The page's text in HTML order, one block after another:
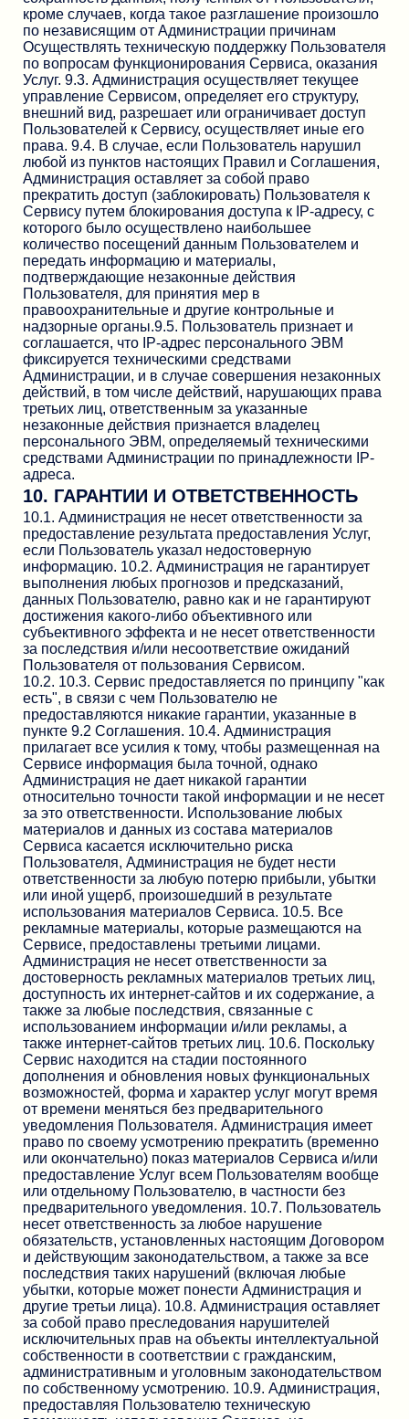
кроме случаев, когда такое разглашение произошло
по независящим от Администрации причинам
Осуществлять техническую поддержку Пользователя
по вопросам функционирования Сервиса, оказания
Услуг. 9.3. Администрация осуществляет текущее
управление Сервисом, определяет его структуру,
внешний вид, разрешает или ограничивает доступ
Пользователей к Сервису, осуществляет иные его
права. 9.4. В случае, если Пользователь нарушил
любой из пунктов настоящих Правил и Соглашения,
Администрация оставляет за собой право
прекратить доступ (заблокировать) Пользователя к
Сервису путем блокирования доступа к IP-адресу, с
которого было осуществлено наибольшее
количество посещений данным Пользователем и
передать информацию и материалы,
подтверждающие незаконные действия
Пользователя, для принятия мер в
правоохранительные и другие контрольные и
надзорные органы.9.5. Пользователь признает и
соглашается, что IP-адрес персонального ЭВМ
фиксируется техническими средствами
Администрации, и в случае совершения незаконных
действий, в том числе действий, нарушающих права
третьих лиц, ответственным за указанные
незаконные действия признается владелец
персонального ЭВМ, определяемый техническими
средствами Администрации по принадлежности IP-
адреса.
10. ГАРАНТИИ И ОТВЕТСТВЕННОСТЬ
10.1. Администрация не несет ответственности за
предоставление результата предоставления Услуг,
если Пользователь указал недостоверную
информацию. 10.2. Администрация не гарантирует
выполнения любых прогнозов и предсказаний,
данных Пользователю, равно как и не гарантируют
достижения какого-либо объективного или
субъективного эффекта и не несет ответственности
за последствия и/или несоответствие ожиданий
Пользователя от пользования Сервисом.
10.2. 10.3. Сервис предоставляется по принципу "как
есть", в связи с чем Пользователю не
предоставляются никакие гарантии, указанные в
пункте 9.2 Соглашения. 10.4. Администрация
прилагает все усилия к тому, чтобы размещенная на
Сервисе информация была точной, однако
Администрация не дает никакой гарантии
относительно точности такой информации и не несет
за это ответственности. Использование любых
материалов и данных из состава материалов
Сервиса касается исключительно риска
Пользователя, Администрация не будет нести
ответственности за любую потерю прибыли, убытки
или иной ущерб, произошедший в результате
использования материалов Сервиса. 10.5. Все
рекламные материалы, которые размещаются на
Сервисе, предоставлены третьими лицами.
Администрация не несет ответственности за
достоверность рекламных материалов третьих лиц,
доступность их интернет-сайтов и их содержание, а
также за любые последствия, связанные с
использованием информации и/или рекламы, а
также интернет-сайтов третьих лиц. 10.6. Поскольку
Сервис находится на стадии постоянного
дополнения и обновления новых функциональных
возможностей, форма и характер услуг могут время
от времени меняться без предварительного
уведомления Пользователя. Администрация имеет
право по своему усмотрению прекратить (временно
или окончательно) показ материалов Сервиса и/или
предоставление Услуг всем Пользователям вообще
или отдельному Пользователю, в частности без
предварительного уведомления. 10.7. Пользователь
несет ответственность за любое нарушение
обязательств, установленных настоящим Договором
и действующим законодательством, а также за все
последствия таких нарушений (включая любые
убытки, которые может понести Администрация и
другие третьи лица). 10.8. Администрация оставляет
за собой право преследования нарушителей
исключительных прав на объекты интеллектуальной
собственности в соответствии с гражданским,
административным и уголовным законодательством
по собственному усмотрению. 10.9. Администрация,
предоставляя Пользователю техническую